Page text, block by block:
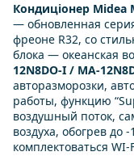
Кондиціонер Midea
— обновленная
фреоне R32, со
блока — океанская
12N8DO-I / MA-
авторазморозки,
работы, функцию
воздушный поток,
воздуха, обогрев
комплектоваться